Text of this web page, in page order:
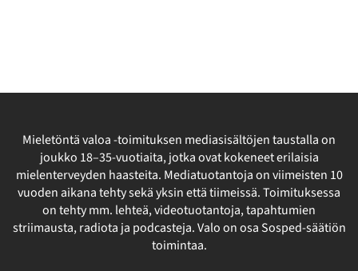
Mieletöntä valoa -toimituksen mediasisältöjen taustalla on
joukko 18–35-vuotiaita, jotka ovat kokeneet erilaisia
mielenterveyden haasteita. Mediatuotantoja on viimeisten 10
vuoden aikana tehty sekä yksin että tiimeissä. Toimituksessa
on tehty mm. lehteä, videotuotantoja, tapahtumien
striimausta, radiota ja podcasteja. Valo on osa Sosped-säätiön
toimintaa.